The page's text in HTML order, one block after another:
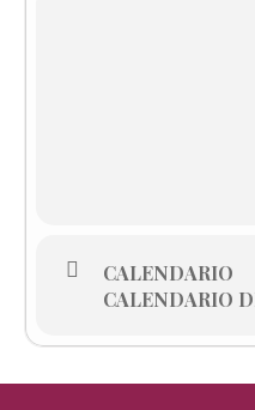
CALENDARIO
CALENDARIO